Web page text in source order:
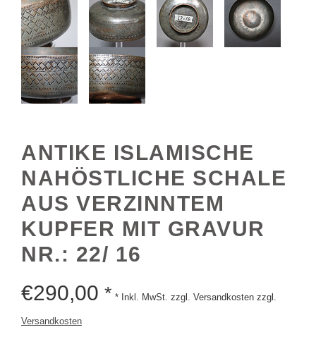
ANTIKE ISLAMISCHE
NAHÖSTLICHE SCHALE
AUS VERZINNTEM
KUPFER MIT GRAVUR
NR.: 22/ 16
€290,00 * * Inkl. MwSt. zzgl. Versandkosten zzgl.
Versandkosten